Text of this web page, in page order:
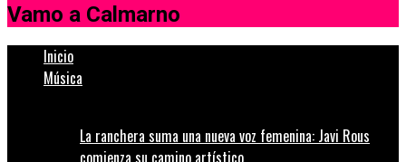
Vamo a Calmarno
Inicio
Música
La ranchera suma una nueva voz femenina: Javi Rous
comienza su camino artístico